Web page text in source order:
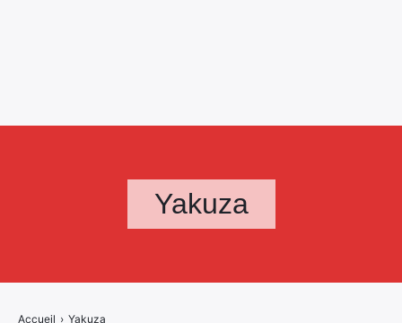
Yakuza
Accueil › Yakuza